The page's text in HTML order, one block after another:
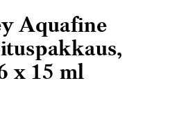
Aquafine
x 15 ml